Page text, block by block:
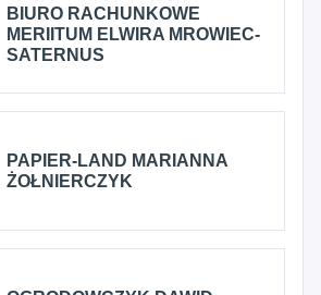
BIURO RACHUNKOWE
MERIITUM ELWIRA MROWIEC-
SATERNUS
PAPIER-LAND MARIANNA
ŻOŁNIERCZYK